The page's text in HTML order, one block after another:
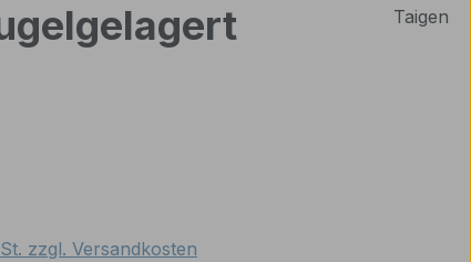
Taigen
zzgl. Versandkosten